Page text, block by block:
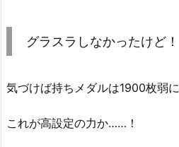
グラスラしなかったけど！
気づけば持ちメダルは1900枚弱
これが高設定の力か……！